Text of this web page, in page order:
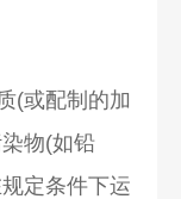
(或配制的加
物(如铅
定条件下运